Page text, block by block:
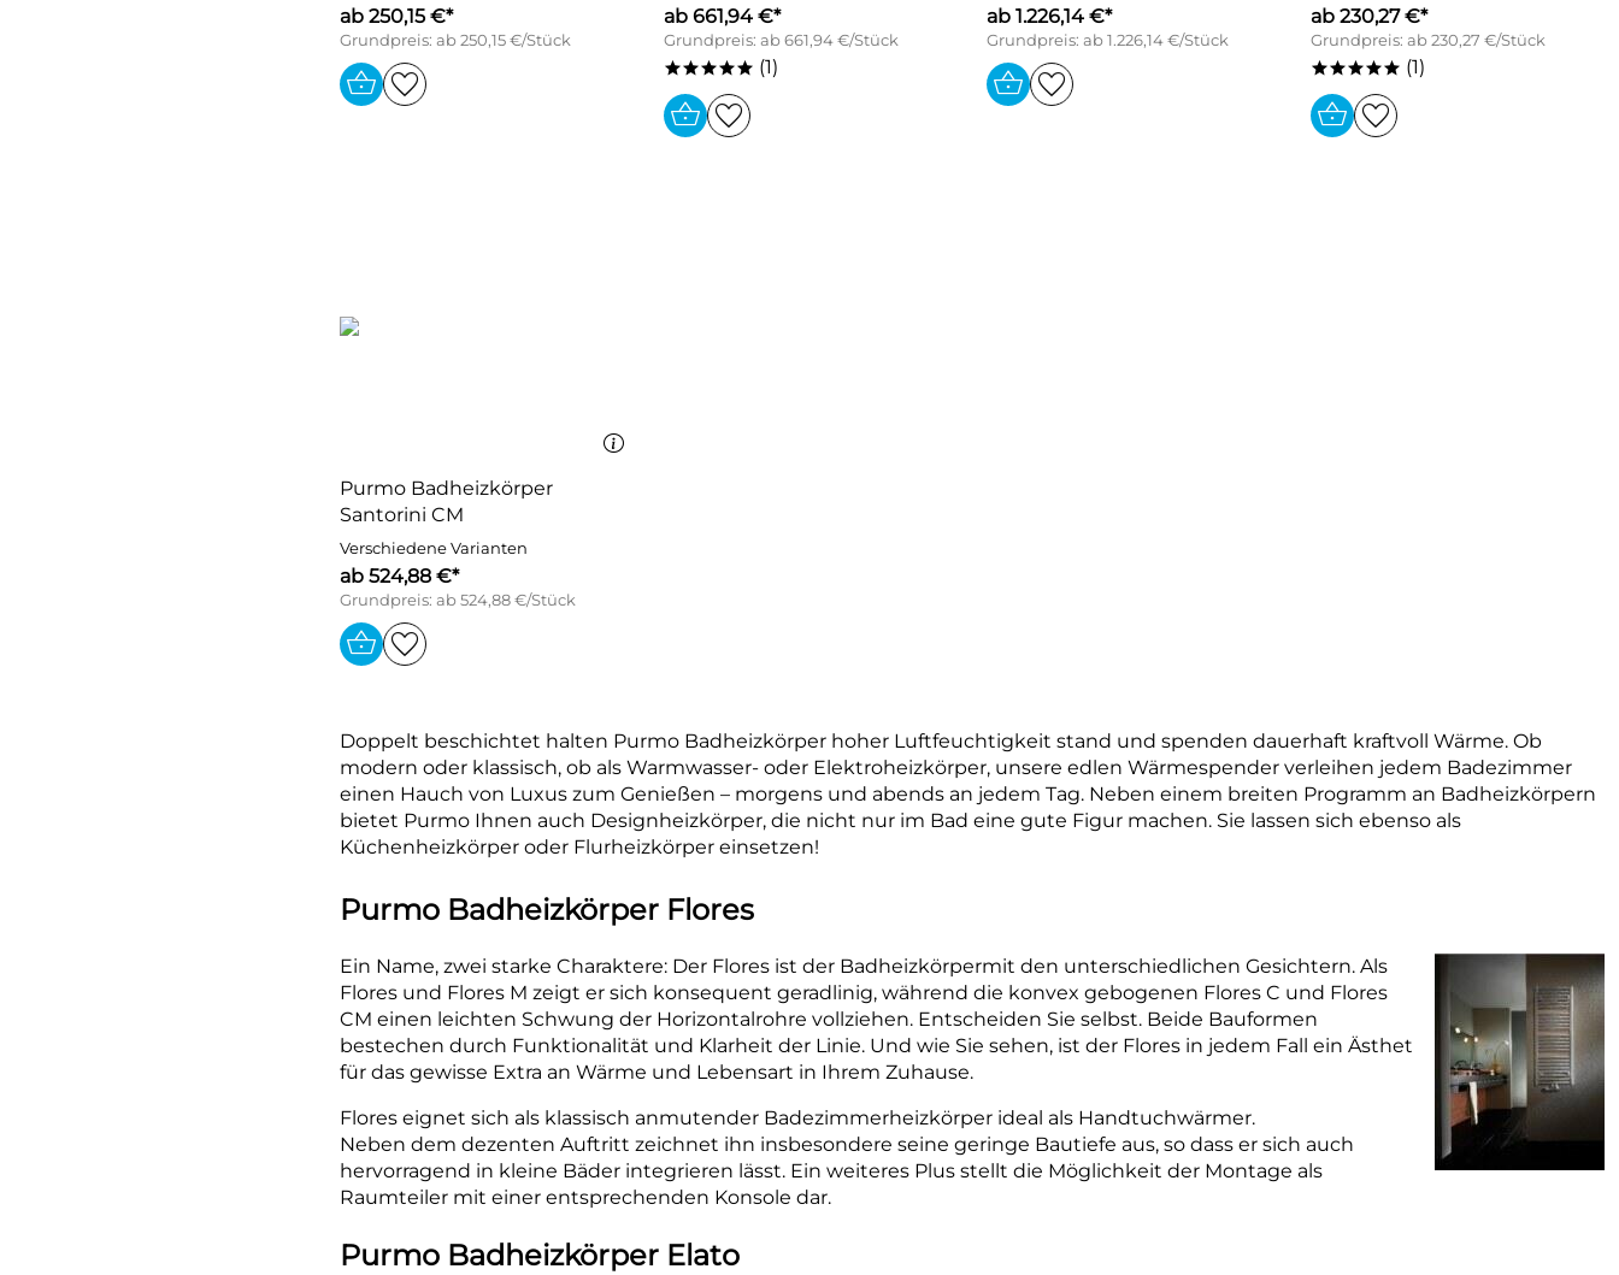
ab 250,15 €*
Grundpreis: ab 250,15 €/Stück
ab 661,94 €*
Grundpreis: ab 661,94 €/Stück
***** (1)
ab 1.226,14 €*
Grundpreis: ab 1.226,14 €/Stück
ab 230,27 €*
Grundpreis: ab 230,27 €/Stück
***** (1)
Purmo Badheizkörper
Santorini CM
Verschiedene Varianten
ab 524,88 €*
Grundpreis: ab 524,88 €/Stück
Doppelt beschichtet halten Purmo Badheizkörper hoher Luftfeuchtigkeit stand und spenden dauerhaft kraftvoll Wärme. Ob
modern oder klassisch, ob als Warmwasser- oder Elektroheizkörper, unsere edlen Wärmespender verleihen jedem Badezimmer
einen Hauch von Luxus zum Genießen – morgens und abends an jedem Tag. Neben einem breiten Programm an Badheizkörpern
bietet Purmo Ihnen auch Designheizkörper, die nicht nur im Bad eine gute Figur machen. Sie lassen sich ebenso als
Küchenheizkörper oder Flurheizkörper einsetzen!
Purmo Badheizkörper Flores
Ein Name, zwei starke Charaktere: Der Flores ist der Badheizkörpermit den unterschiedlichen Gesichtern. Als
Flores und Flores M zeigt er sich konsequent geradlinig, während die konvex gebogenen Flores C und Flores
CM einen leichten Schwung der Horizontalrohre vollziehen. Entscheiden Sie selbst. Beide Bauformen
bestechen durch Funktionalität und Klarheit der Linie. Und wie Sie sehen, ist der Flores in jedem Fall ein Ästhet
für das gewisse Extra an Wärme und Lebensart in Ihrem Zuhause.
Flores eignet sich als klassisch anmutender Badezimmerheizkörper ideal als Handtuchwärmer.
Neben dem dezenten Auftritt zeichnet ihn insbesondere seine geringe Bautiefe aus, so dass er sich auch
hervorragend in kleine Bäder integrieren lässt. Ein weiteres Plus stellt die Möglichkeit der Montage als
Raumteiler mit einer entsprechenden Konsole dar.
Purmo Badheizkörper Elato